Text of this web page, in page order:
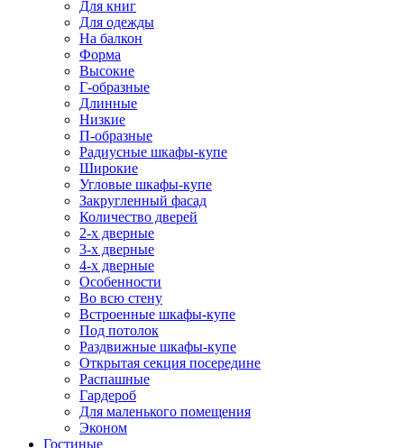
Для книг
Для одежды
На балкон
Форма
Высокие
Г-образные
Длинные
Низкие
П-образные
Радиусные шкафы-купе
Широкие
Угловые шкафы-купе
Закругленный фасад
Количество дверей
2-х дверные
3-х дверные
4-х дверные
Особенности
Во всю стену
Встроенные шкафы-купе
Под потолок
Раздвижные шкафы-купе
Открытая секция посередине
Распашные
Гардероб
Для маленького помещения
Эконом
Гостиные